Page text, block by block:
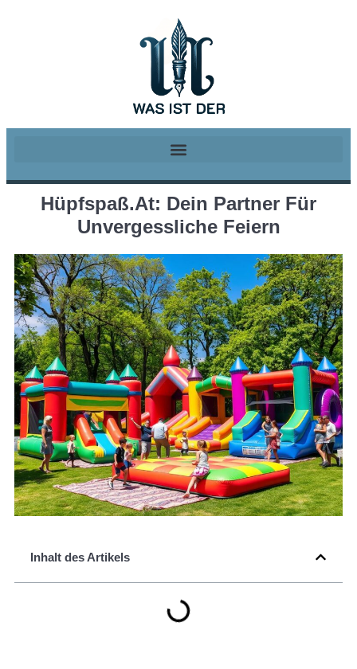
Hüpfspaß.at: Dein Partner Für
Unvergessliche Feiern
Inhalt des Artikels